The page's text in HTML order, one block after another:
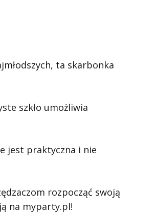
ta skarbonka
szkło umożliwia
jest praktyczna i nie
rozpocząć swoją
na myparty.pl!